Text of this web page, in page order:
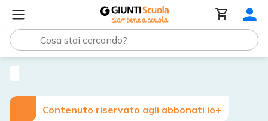
Contenuto riservato agli abbonati io+